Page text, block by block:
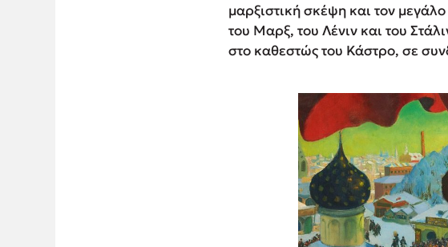
μαρξιστική σκέψη και τον
του Μαρξ, του Λένιν και του
στο καθεστώς του Κάστρο, σε